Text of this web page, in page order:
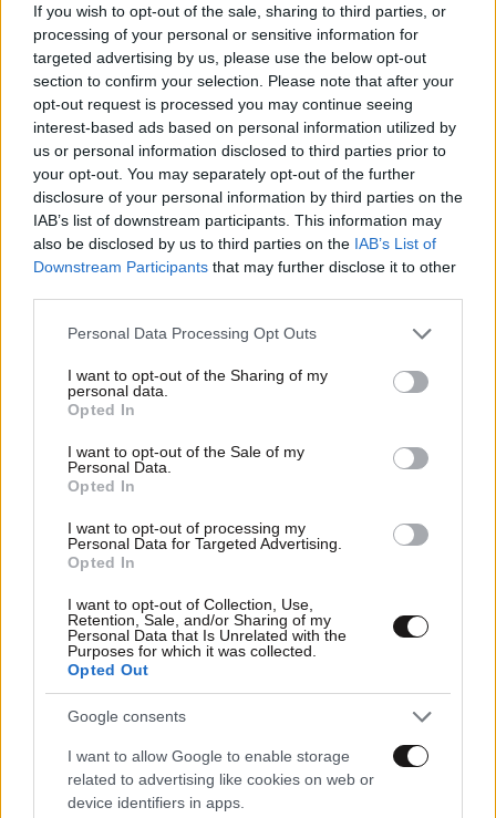
If you wish to opt-out of the sale, sharing to third parties, or
processing of your personal or sensitive information for
targeted advertising by us, please use the below opt-out
section to confirm your selection. Please note that after your
opt-out request is processed you may continue seeing
interest-based ads based on personal information utilized by
us or personal information disclosed to third parties prior to
your opt-out. You may separately opt-out of the further
disclosure of your personal information by third parties on the
IAB’s list of downstream participants. This information may
also be disclosed by us to third parties on the IAB’s List of
Downstream Participants that may further disclose it to other
Please note that this website/app uses one or more Google
not limited to your visit or usage behaviour. You may click to
grant or deny consent to Google and its third-party tags to
use your data for below specified purposes in below Google
consent section.
Personal Data Processing Opt Outs
I want to opt-out of the Sharing of my
personal data.
Opted In
I want to opt-out of the Sale of my
Personal Data.
Opted In
I want to opt-out of processing my
Personal Data for Targeted Advertising.
Opted In
I want to opt-out of Collection, Use,
Retention, Sale, and/or Sharing of my
Personal Data that Is Unrelated with the
Purposes for which it was collected.
Opted Out
Google consents
I want to allow Google to enable storage
related to advertising like cookies on web or
device identifiers in apps.
07·05·2022 23:16
Ελλάδα Έχεις Ταλέντο: Έφτασε η ώρα του μεγάλου
τελικού – Ποιοι είναι οι φιναλίστ